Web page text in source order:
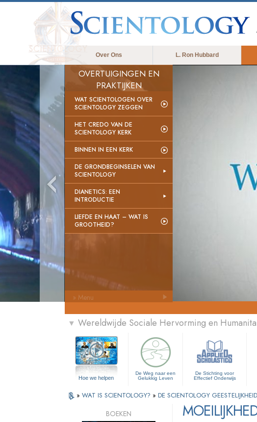
Over Ons L. Ron Hubbard
OVERTUIGINGEN EN
PRAKTIJKEN
WAT SCIENTOLOGEN OVER
SCIENTOLOGY ZEGGEN
HET CREDO VAN DE
SCIENTOLOGY KERK
BINNEN IN EEN KERK
DE GRONDBEGINSELEN VAN
SCIENTOLOGY
DIANETICS: EEN
INTRODUCTIE
LIEFDE EN HAAT – WAT IS
GROOTHEID?
» Menu
▼ Wereldwijde Sociale Hervorming en
Hoe we helpen
De Weg naar een
Gelukkig Leven
De Stichting voor
Effectief Onderwijs
» WAT IS SCIENTOLOGY? » DE SCIENTOLOGY GEESTELIJKHEID
BOEKEN